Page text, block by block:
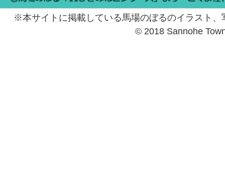
※本サイトに掲載している馬場のぼるのイラスト
© 2018 Sannohe